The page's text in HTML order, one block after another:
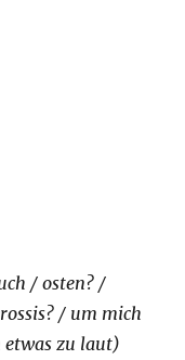
/ osten? /
/ um mich
zu laut)